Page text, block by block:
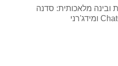
ובינה מלאכותית: סדנה